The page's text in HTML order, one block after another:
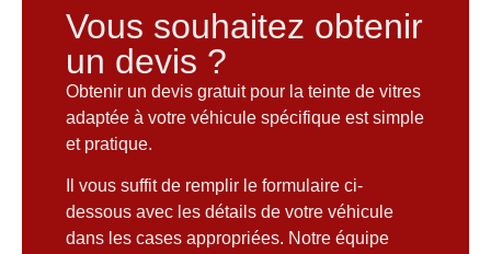
Vous souhaitez obtenir
un devis ?
Obtenir un devis gratuit pour la teinte de vitres
adaptée à votre véhicule spécifique est simple
et pratique.
Il vous suffit de remplir le formulaire ci-
dessous avec les détails de votre véhicule
dans les cases appropriées. Notre équipe